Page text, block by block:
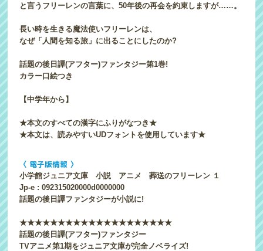
と言うフリーレンの言葉に、50年後の再会を約束しますが……。
長い時を生きる魔法使いフリーレンは、
なぜ「人間を知る旅」に出ることにしたのか?
話題の後日譚(アフター)ファンタジー第1巻!
カラー口絵つき
【中学年から】
★本文のすべての漢字にふりがなつき★
★本文は、読みやすいUDフォントを使用しています★
〈 電子版情報 〉
小学館ジュニア文庫 小説 アニメ 葬送のフリーレン １
Jp-e : 092315020000d0000000
話題の後日譚ファンタジーが小説に!
★★★★★★★★★★★★★★★★★★★★
話題の後日譚(アフター)ファンタジー
TVアニメ第1期をジュニア文庫が完全ノベライズ!